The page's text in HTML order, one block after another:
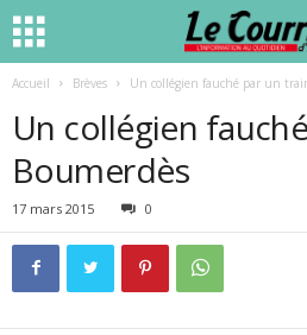
Accueil Brèves Un collégien fauché par un
Un collégien
Boumerdès
17 mars 2015 0